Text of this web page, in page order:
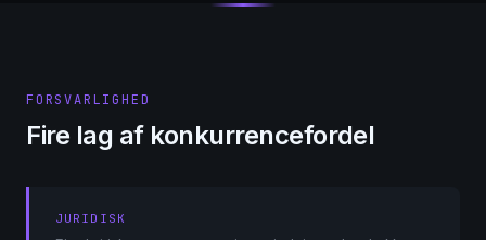
FORSVARLIGHED
Fire lag af konkurrencefordel
JURIDISK